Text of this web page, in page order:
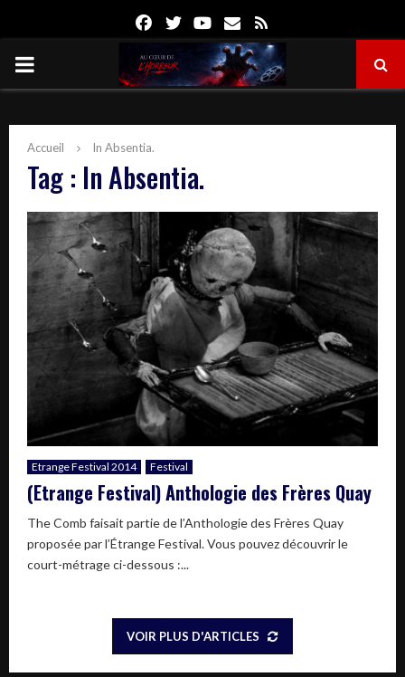
FacebookTwitterYoutube
Email
PRIMARY
Accueil In Absentia.
Tag : In Absentia.
Etrange Festival 2014 Festival
(Etrange Festival) Anthologie des Frères Quay
The Comb faisait partie de l’Anthologie des Frères Quay
proposée par l’Étrange Festival. Vous pouvez découvrir le
court-métrage ci-dessous :...
VOIR PLUS D'ARTICLES